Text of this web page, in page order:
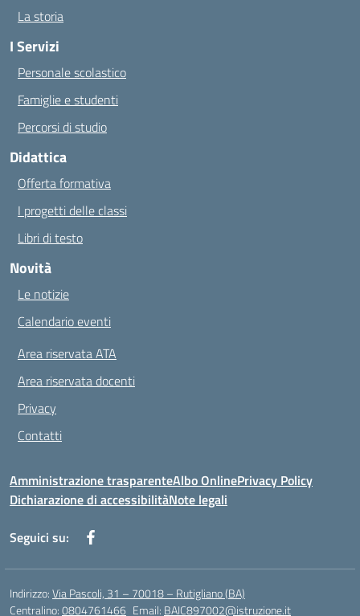
La storia
I Servizi
Personale scolastico
Famiglie e studenti
Percorsi di studio
Didattica
Offerta formativa
I progetti delle classi
Libri di testo
Novità
Le notizie
Calendario eventi
Area riservata ATA
Area riservata docenti
Privacy
Contatti
Amministrazione trasparenteAlbo OnlinePrivacy Policy
Dichiarazione di accessibilitàNote legali
Seguici su:
Indirizzo:Via Pascoli, 31 – 70018 – Rutigliano (BA)
Centralino:0804761466 Email: BAIC897002@istruzione.it